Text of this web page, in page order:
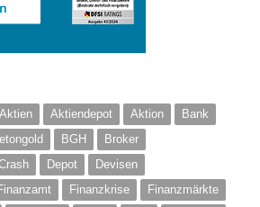
Aktien Aktiendepot Aktion
Bank
BGH
Broker
Depot
Devisen
Finanzkrise
Finanzmärkte